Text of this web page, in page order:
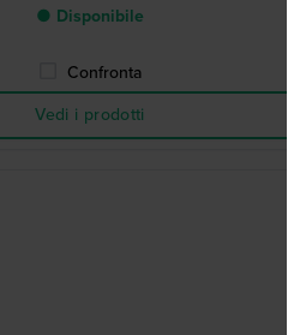
● Disponibile
Confronta
Vedi i prodotti